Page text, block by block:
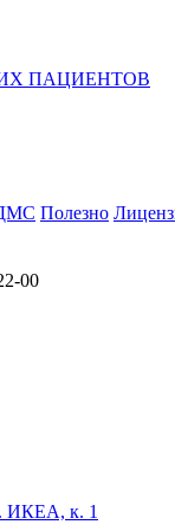
ПАЦИЕНТОВ
Полезно
00
ИКЕА, к. 1